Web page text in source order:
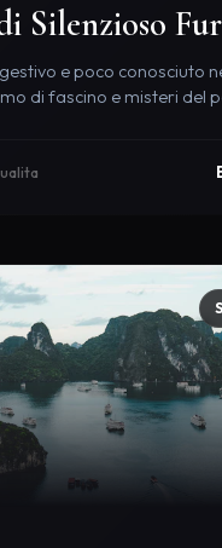
Silenzioso
e poco conosciuto
di fascino e misteri del